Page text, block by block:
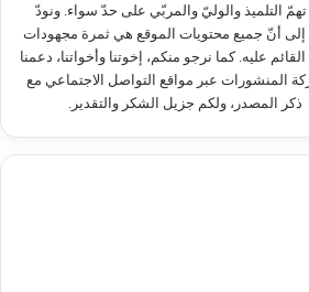
تهمّ التلميذ والوليّ والمربّي على حدّ سواء. ونودّ
إلى أنّ جميع محتويات الموقع هي ثمرة مجهودات
عليه. كما نرجو منكم، إخوتنا وأخواتنا، دعمنا
المنشورات عبر مواقع التواصل الاجتماعي مع
ذكر المصدر، ولكم جزيل الشكر والتقدير.